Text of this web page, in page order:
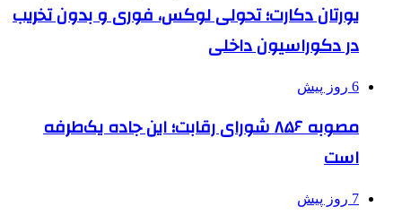
یورتان دکارت؛ تحولی لوکس، فوری و بدون تخریب
در دکوراسیون داخلی
6 روز پیش
مصوبه ۸۵۶ شورای رقابت؛ این جاده یک‌طرفه
است
7 روز پیش